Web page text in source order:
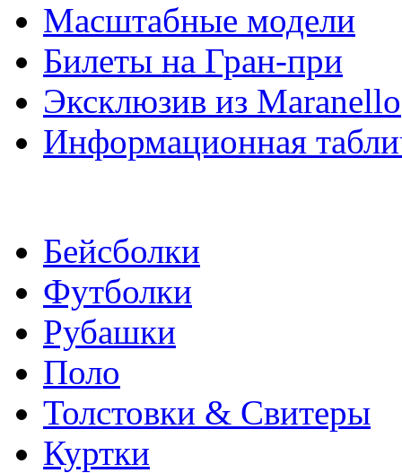
Масштабные модели
Билеты на Гран-при
Эксклюзив из Maranello
Информационная
Бейсболки
Футболки
Рубашки
Поло
Толстовки & Свитеры
Куртки